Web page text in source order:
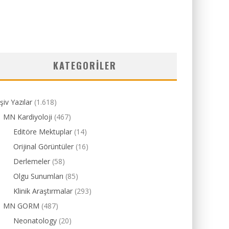
KATEGORILER
Yazılar (1.618)
MN Kardiyoloji (467)
Editöre Mektuplar (14)
Orijinal Görüntüler (16)
Derlemeler (58)
Olgu Sunumları (85)
Klinik Araştırmalar (293)
MN GORM (487)
Neonatology (20)